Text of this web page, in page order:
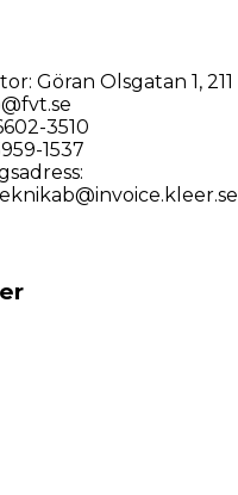
Göran Olsgatan 1,
3510
1537